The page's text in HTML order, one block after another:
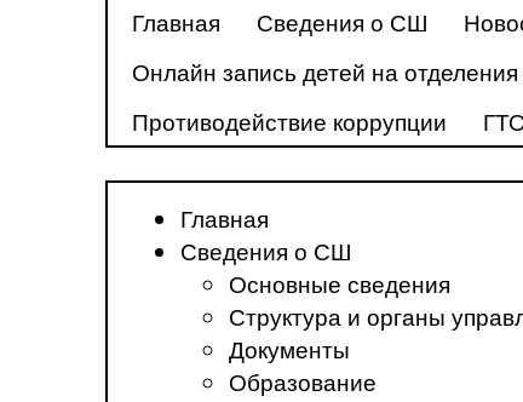
Главная Сведения о СШ
Онлайн запись детей на
Противодействие коррупции
Главная
Сведения о СШ
Основные сведения
Структура и органы
Документы
Образование